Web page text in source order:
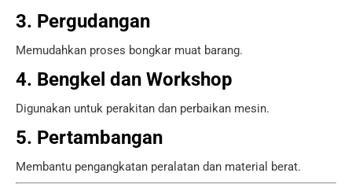
3. Pergudangan
Memudahkan proses bongkar muat barang.
4. Bengkel dan Workshop
Digunakan untuk perakitan dan perbaikan mesin.
5. Pertambangan
Membantu pengangkatan peralatan dan material berat.